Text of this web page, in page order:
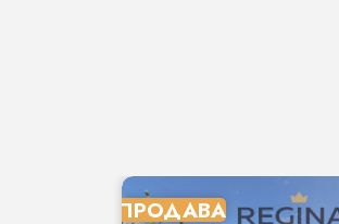
ПРОДАВА